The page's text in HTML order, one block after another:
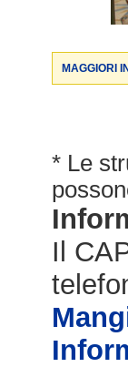
MAGGIORI
* Le
Il